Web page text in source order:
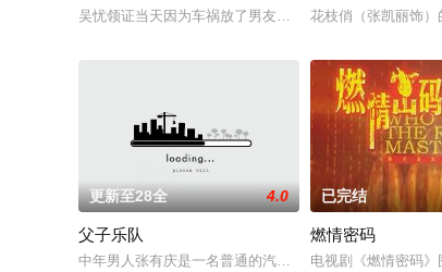
吴忧领证当天因为车祸放了男友鸽子，男友分手出国，吴
花枝俏（张凯丽饰）
更新至28全 4.0
父子乐队
中年男人张有庆是一名普通的汽车修理工，但内心特别渴
已完结
燃情密码
电视剧《燃情密码